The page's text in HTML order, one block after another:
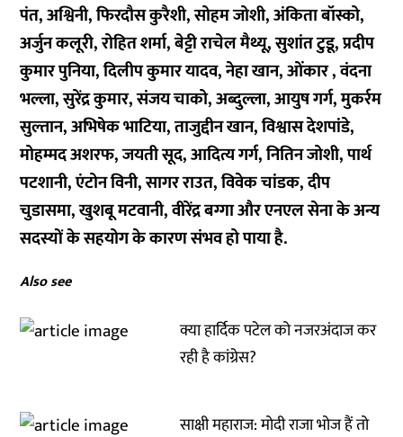
पंत, अश्विनी, फिरदौस कुरैशी, सोहम जोशी, अंकिता बॉस्को,
अर्जुन कलूरी, रोहित शर्मा, बेट्टी राचेल मैथ्यू, सुशांत टुडू, प्रदीप
कुमार पुनिया, दिलीप कुमार यादव, नेहा खान, ओंकार , वंदना
भल्ला, सुरेंद्र कुमार, संजय चाको, अब्दुल्ला, आयुष गर्ग, मुकर्रम
सुल्तान, अभिषेक भाटिया, ताजुद्दीन खान, विश्वास देशपांडे,
मोहम्मद अशरफ, जयती सूद, आदित्य गर्ग, नितिन जोशी, पार्थ
पटशानी, एंटोन विनी, सागर राउत, विवेक चांडक, दीप
चुडासमा, खुशबू मटवानी, वीरेंद्र बग्गा और एनएल सेना के अन्य
सदस्यों के सहयोग के कारण संभव हो पाया है.
Also see
क्या हार्दिक पटेल को नजरअंदाज कर
रही है कांग्रेस?
साक्षी महाराज: मोदी राजा भोज हैं तो